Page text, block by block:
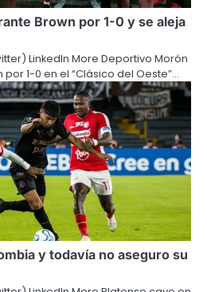
Brown por 1-0 y se aleja
LinkedIn More Deportivo Morón
1-0 en el “Clásico del Oeste”…
y todavía no aseguro su